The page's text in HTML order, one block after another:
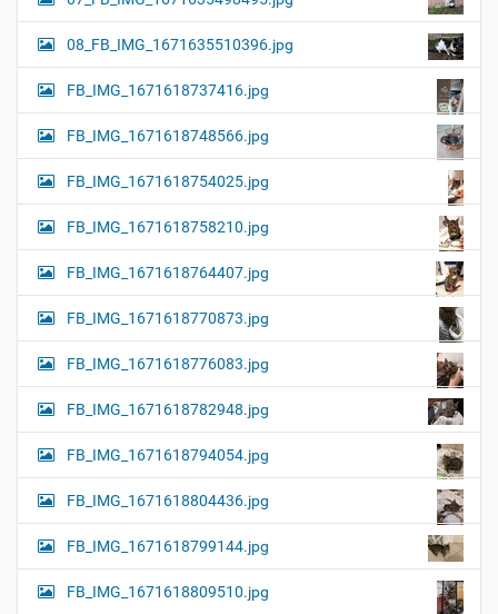
08_FB_IMG_1671635510396.jpg
FB_IMG_1671618737416.jpg
FB_IMG_1671618748566.jpg
FB_IMG_1671618754025.jpg
FB_IMG_1671618758210.jpg
FB_IMG_1671618764407.jpg
FB_IMG_1671618770873.jpg
FB_IMG_1671618776083.jpg
FB_IMG_1671618782948.jpg
FB_IMG_1671618794054.jpg
FB_IMG_1671618804436.jpg
FB_IMG_1671618799144.jpg
FB_IMG_1671618809510.jpg